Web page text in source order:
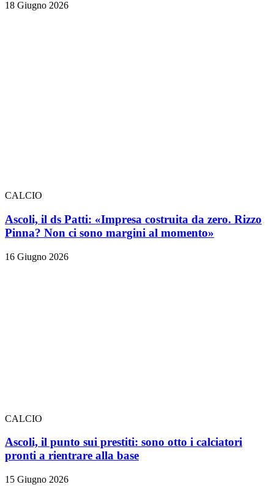
18 Giugno 2026
CALCIO
Ascoli, il ds Patti: «Impresa costruita da zero. Rizzo
Pinna? Non ci sono margini al momento»
16 Giugno 2026
CALCIO
Ascoli, il punto sui prestiti: sono otto i calciatori
pronti a rientrare alla base
15 Giugno 2026